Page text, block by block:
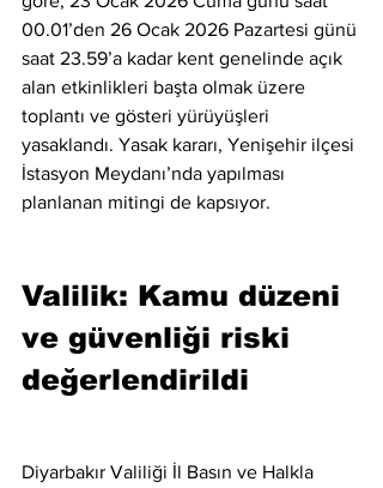
00.01’den 26 Ocak 2026 Pazartesi günü
saat 23.59’a kadar kent genelinde açık
alan etkinlikleri başta olmak üzere
toplantı ve gösteri yürüyüşleri
yasaklandı. Yasak kararı, Yenişehir ilçesi
İstasyon Meydanı’nda yapılması
planlanan mitingi de kapsıyor.
Valilik: Kamu düzeni
ve güvenliği riski
değerlendirildi
Diyarbakır Valiliği İl Basın ve Halkla